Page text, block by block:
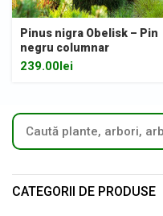
Pinus nigra Obelisk – Pin
negru columnar
239.00lei
CATEGORII DE PRODUSE